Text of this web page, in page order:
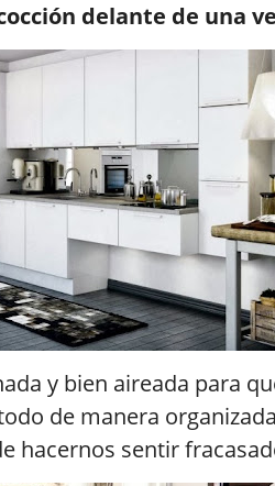
delante de una
y bien aireada para
de manera
hacernos sentir